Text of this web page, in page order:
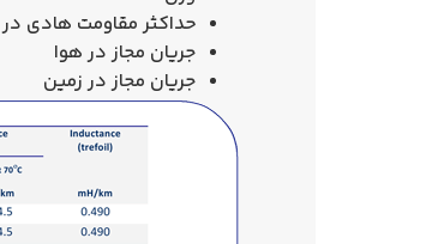
حداکثر مقاومت هادی در 20 و 70 درجه
جریان مجاز در هوا
جریان مجاز در زمین